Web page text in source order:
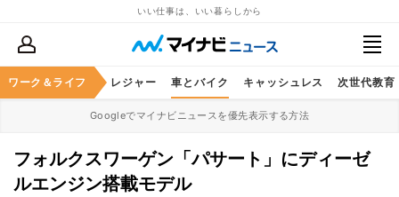
いい仕事は、いい暮らしから
ワーク＆ライフ
スケア グルメ レジャー 車とバイク キャッシュレス 次世代教育
Googleでマイナビニュースを優先表示する方法
フォルクスワーゲン「パサート」にディーゼ
ルエンジン搭載モデル